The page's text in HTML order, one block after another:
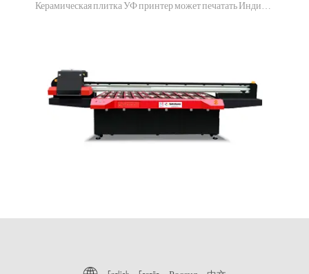
Керамическая плитка УФ принтер может печатать Индивидуальный дизайн, рынок большой потребности!